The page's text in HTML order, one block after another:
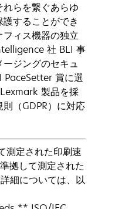
らを繋ぐあらゆ
することができ
ィス機器の独立
社 BLI 事
ジングのセキュ
PaceSetter 賞に選
製品を採
（GDPR）に対応
定された印刷速
拠して測定された
細については、以